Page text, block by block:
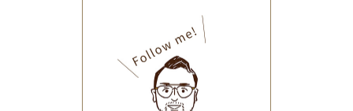
(32)
2025年9月(30)
2025年8月(31)
2025年7月(37)